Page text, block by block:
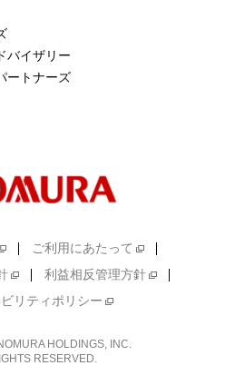
バイザリー
ートナーズ
ご利用にあたって
利益相反管理方針
リティポリシー
HOLDINGS, INC.
RESERVED.